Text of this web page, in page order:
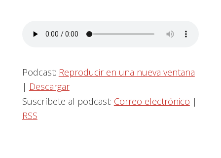
Podcast: Reproducir en una nueva ventana
| Descargar
Suscríbete al podcast: Correo electrónico |
RSS